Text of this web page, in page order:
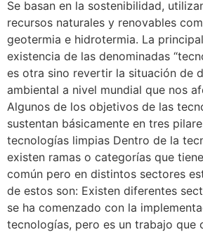
Se basan en la sostenibilidad,
recursos naturales y renovables
geotermia e hidrotermia. La
existencia de las denominadas
es otra sino revertir la situación de
ambiental a nivel mundial que nos
Algunos de los objetivos de las
sustentan básicamente en tres
tecnologías limpias Dentro de la
existen ramas o categorías que
común pero en distintos sectores
de estos son: Existen diferentes
se ha comenzado con la
tecnologías, pero es un trabajo que